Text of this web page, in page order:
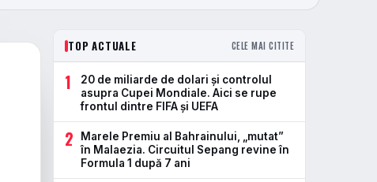
TOP ACTUALE CELE MAI CITITE
1
20 de miliarde de dolari și controlul
asupra Cupei Mondiale. Aici se rupe
frontul dintre FIFA și UEFA
2
Marele Premiu al Bahrainului, „mutat”
în Malaezia. Circuitul Sepang revine în
Formula 1 după 7 ani